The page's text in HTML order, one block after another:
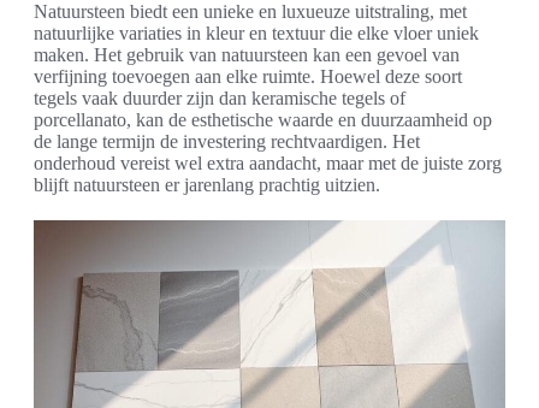
Natuursteen biedt een unieke en luxueuze uitstraling, met
natuurlijke variaties in kleur en textuur die elke vloer uniek
maken. Het gebruik van natuursteen kan een gevoel van
verfijning toevoegen aan elke ruimte. Hoewel deze soort
tegels vaak duurder zijn dan keramische tegels of
porcellanato, kan de esthetische waarde en duurzaamheid op
de lange termijn de investering rechtvaardigen. Het
onderhoud vereist wel extra aandacht, maar met de juiste zorg
blijft natuursteen er jarenlang prachtig uitzien.